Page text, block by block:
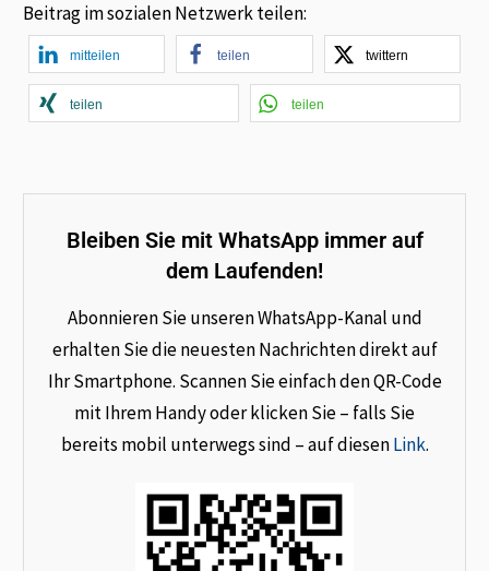
Beitrag im sozialen Netzwerk teilen:
mitteilen teilen twittern
teilen teilen
Bleiben Sie mit WhatsApp immer auf
dem Laufenden!
Abonnieren Sie unseren WhatsApp-Kanal und
erhalten Sie die neuesten Nachrichten direkt auf
Ihr Smartphone. Scannen Sie einfach den QR-Code
mit Ihrem Handy oder klicken Sie – falls Sie
bereits mobil unterwegs sind – auf diesenLink.